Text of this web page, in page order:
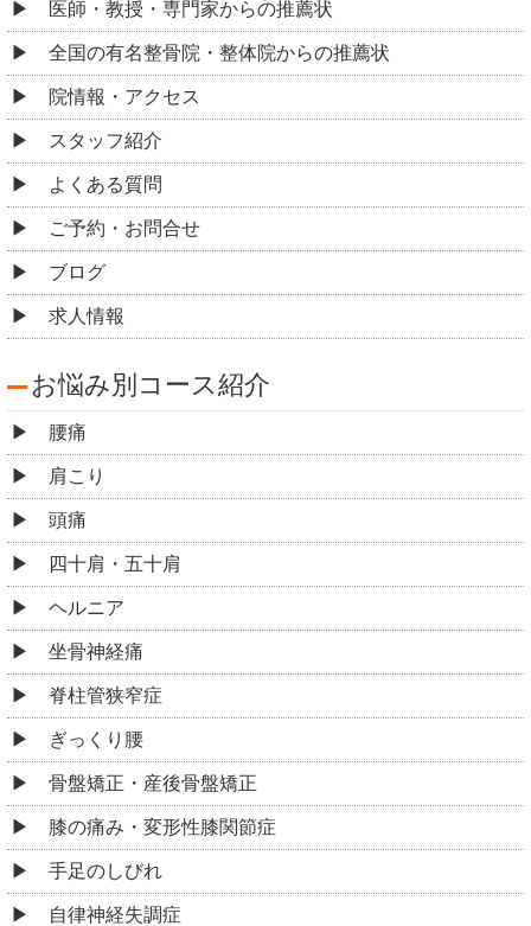
医師・教授・専門家からの推薦状
全国の有名整骨院・整体院からの推薦状
院情報・アクセス
スタッフ紹介
よくある質問
ご予約・お問合せ
ブログ
求人情報
お悩み別コース紹介
腰痛
肩こり
頭痛
四十肩・五十肩
ヘルニア
坐骨神経痛
脊柱管狭窄症
ぎっくり腰
骨盤矯正・産後骨盤矯正
膝の痛み・変形性膝関節症
手足のしびれ
自律神経失調症